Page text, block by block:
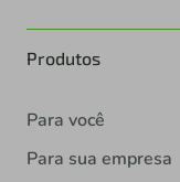
Produtos
Para você
Para sua empresa